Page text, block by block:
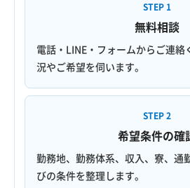
STEP 1
無料相談
電話・LINE・フォームからご連絡
況やご希望を伺います。
STEP 2
希望条件の確
勤務地、勤務体系、収入、寮、通
びの条件を整理します。